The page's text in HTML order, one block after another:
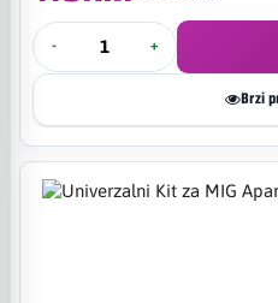
- +
Brzi